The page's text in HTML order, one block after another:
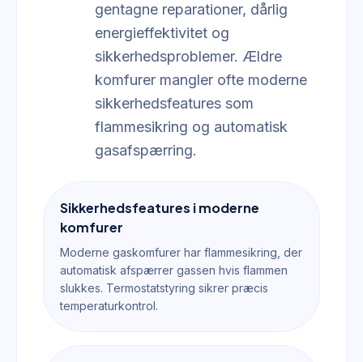
gentagne reparationer, dårlig
energieffektivitet og
sikkerhedsproblemer. Ældre
komfurer mangler ofte moderne
sikkerhedsfeatures som
flammesikring og automatisk
gasafspærring.
Sikkerhedsfeatures i moderne
komfurer
Moderne gaskomfurer har flammesikring, der
automatisk afspærrer gassen hvis flammen
slukkes. Termostatstyring sikrer præcis
temperaturkontrol.